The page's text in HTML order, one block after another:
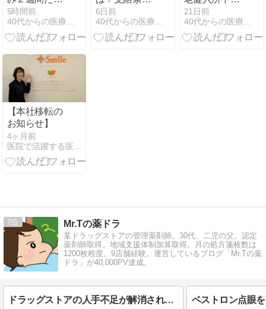
たけど宿題ど
うよ？親も大
変だよね
5時間前
40代からの医療事務、無理しない働き方
や医療扶助を
医療事務の視
点でわかりや
6日前
40代からの医療事務、無理しない働き方
患者さんが来
院！医療事務
が確認する書
21日前
40代からの医療事務、無理しない働き方
【本社移転の
お知らせ】
4ヶ月前
7 Mr.Tの薬ドラ
某ドラッグストアの管理薬剤師。30代、二児の父。認定
薬剤師取得。地域支援体制加算取得。月の処方箋枚数は
1200枚程度。9店舗経験。運営しているブログ「Mr.Tの薬
ドラ」が40,000PV達成。
ドラッグストアの人手不足が解消されない理由を徹底解説！